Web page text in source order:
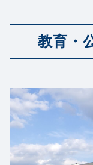
教育・